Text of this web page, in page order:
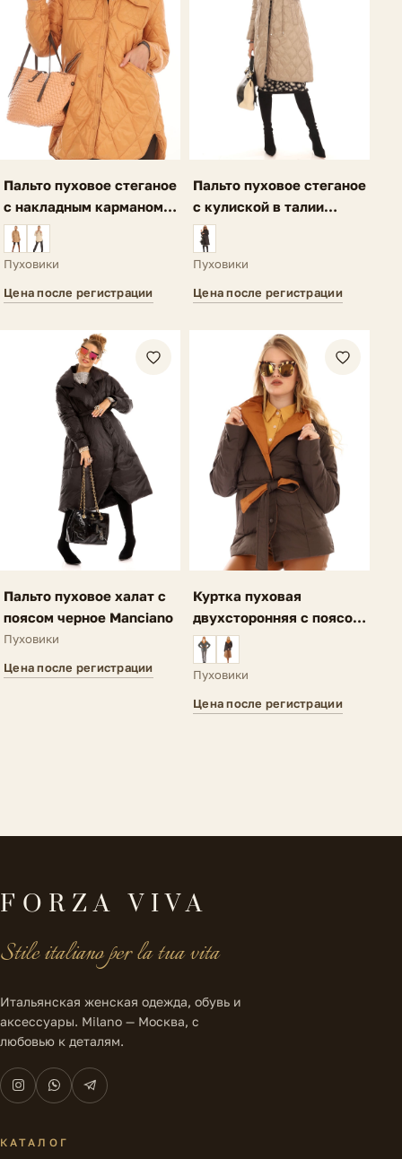
Пальто пуховое стеганое
с накладным карманом
темно-оранжевое Ria
Пуховики
Цена после регистрации
Пальто пуховое стеганое
с кулиской в талии
темно-бежевое Lauria
Пуховики
Цена после регистрации
Пальто пуховое халат с
поясом черное Manciano
Пуховики
Цена после регистрации
Куртка пуховая
двухсторонняя с поясом
темно-коричневая Creta
Пуховики
Цена после регистрации
FORZA VIVA
Stile italiano per la tua vita
Итальянская женская одежда, обувь и
аксессуары. Milano — Москва, с
любовью к деталям.
КАТАЛОГ